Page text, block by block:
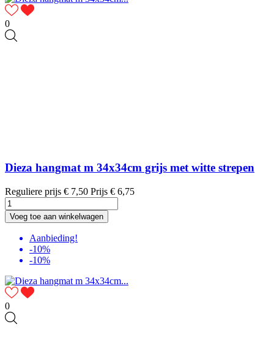
0
Dieza hangmat m 34x34cm grijs met witte strepen
Reguliere prijs € 7,50 Prijs € 6,75
Voeg toe aan winkelwagen
Aanbieding!
-10%
-10%
0